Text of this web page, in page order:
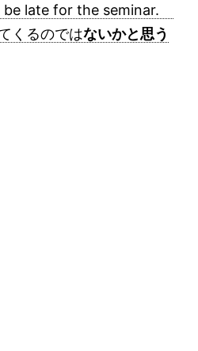
be late for the seminar.
くるのではないかと思う